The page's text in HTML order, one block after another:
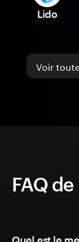
Lido
Voir
FAQ